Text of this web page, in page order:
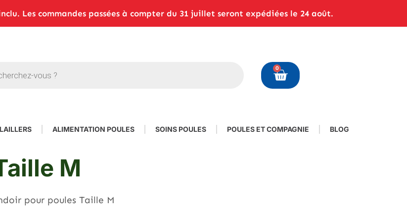
Les commandes passées à compter du 31 juillet seront expédiées le 24 août.
0
ALIMENTATION POULES SOINS POULES POULES ET COMPAGNIE BLOG
M
pour poules Taille M